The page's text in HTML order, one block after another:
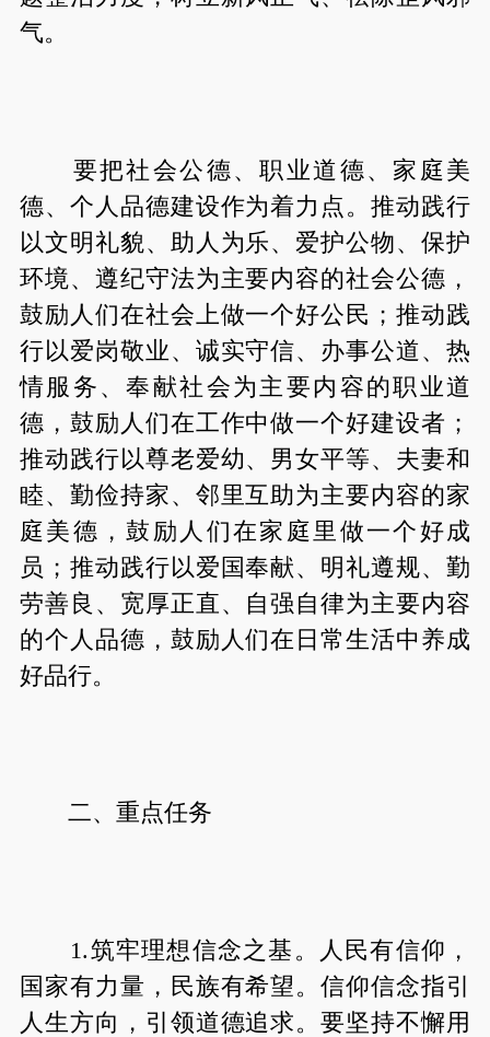
气。
要把社会公德、职业道德、家庭美
德、个人品德建设作为着力点。推动践行
以文明礼貌、助人为乐、爱护公物、保护
环境、遵纪守法为主要内容的社会公德，
鼓励人们在社会上做一个好公民；推动践
行以爱岗敬业、诚实守信、办事公道、热
情服务、奉献社会为主要内容的职业道
德，鼓励人们在工作中做一个好建设者；
推动践行以尊老爱幼、男女平等、夫妻和
睦、勤俭持家、邻里互助为主要内容的家
庭美德，鼓励人们在家庭里做一个好成
员；推动践行以爱国奉献、明礼遵规、勤
劳善良、宽厚正直、自强自律为主要内容
的个人品德，鼓励人们在日常生活中养成
好品行。
二、重点任务
1.筑牢理想信念之基。人民有信仰，
国家有力量，民族有希望。信仰信念指引
人生方向，引领道德追求。要坚持不懈用